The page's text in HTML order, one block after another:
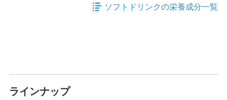
ソフトドリンクの栄養成分一覧
ラインナップ